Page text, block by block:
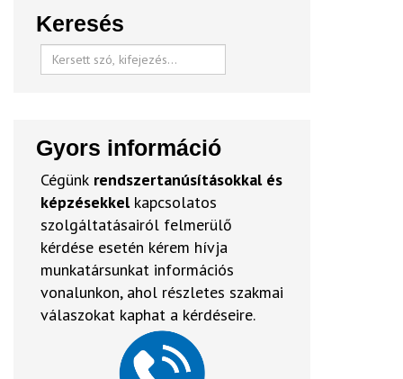
Keresés
Gyors információ
Cégünk rendszertanúsításokkal és
képzésekkel kapcsolatos
szolgáltatásairól felmerülő
kérdése esetén kérem hívja
munkatársunkat információs
vonalunkon, ahol részletes szakmai
válaszokat kaphat a kérdéseire.